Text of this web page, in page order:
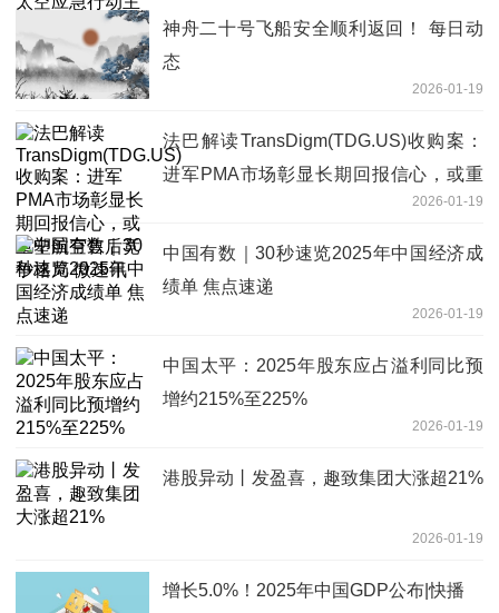
神舟二十号飞船安全顺利返回！ 每日动
态
2026-01-19
法巴解读TransDigm(TDG.US)收购案：
进军PMA市场彰显长期回报信心，或重
2026-01-19
中国有数｜30秒速览2025年中国经济成
绩单 焦点速递
2026-01-19
中国太平：2025年股东应占溢利同比预
增约215%至225%
2026-01-19
港股异动丨发盈喜，趣致集团大涨超21%
2026-01-19
增长5.0%！2025年中国GDP公布|快播